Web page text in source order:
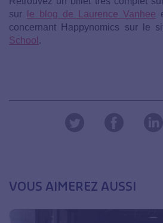
sur
le blog de Laurence Vanhee
concernant Happynomics sur le
School .
VOUS AIMEREZ AUSSI